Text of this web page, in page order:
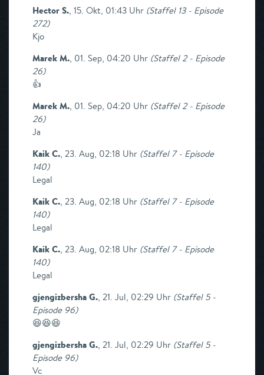
Hector S., 15. Okt, 01:43 Uhr (Staffel 13 - Episode
272)
Kjo
Marek M., 01. Sep, 04:20 Uhr (Staffel 2 - Episode
26)
👍
Marek M., 01. Sep, 04:20 Uhr (Staffel 2 - Episode
26)
Ja
Kaik C., 23. Aug, 02:18 Uhr (Staffel 7 - Episode
140)
Legal
Kaik C., 23. Aug, 02:18 Uhr (Staffel 7 - Episode
140)
Legal
Kaik C., 23. Aug, 02:18 Uhr (Staffel 7 - Episode
140)
Legal
gjengizbersha G., 21. Jul, 02:29 Uhr (Staffel 5 -
Episode 96)
😆😆😆
gjengizbersha G., 21. Jul, 02:29 Uhr (Staffel 5 -
Episode 96)
Vc